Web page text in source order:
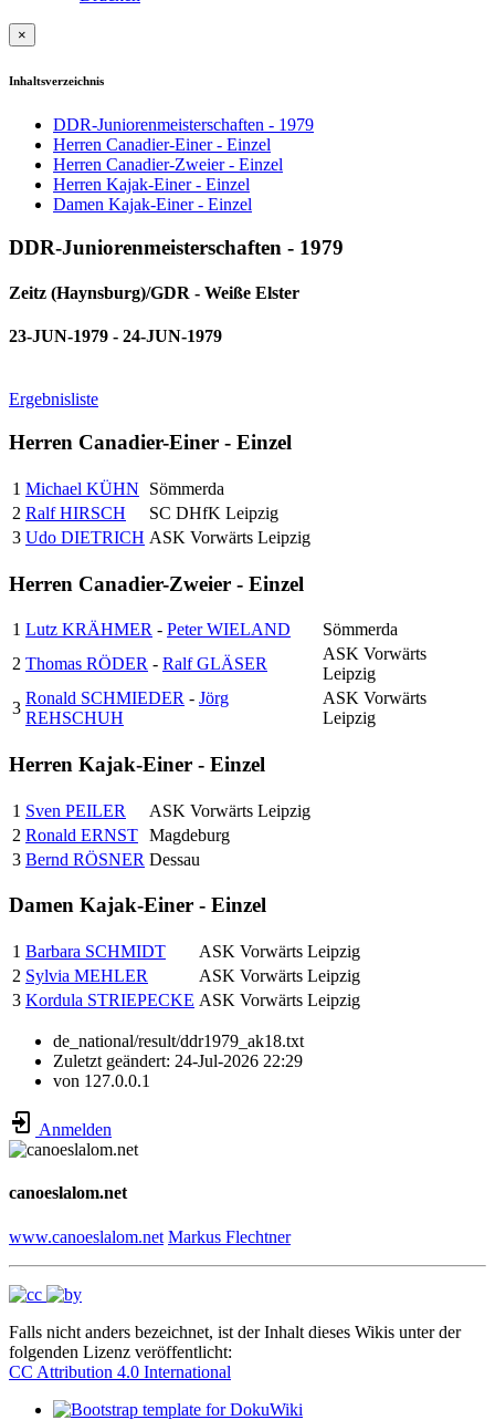
×
Inhaltsverzeichnis
DDR-Juniorenmeisterschaften - 1979
Herren Canadier-Einer - Einzel
Herren Canadier-Zweier - Einzel
Herren Kajak-Einer - Einzel
Damen Kajak-Einer - Einzel
DDR-Juniorenmeisterschaften - 1979
Zeitz (Haynsburg)/GDR - Weiße Elster
23-JUN-1979 - 24-JUN-1979
Ergebnisliste
Herren Canadier-Einer - Einzel
1 Michael KÜHN
Sömmerda
2 Ralf HIRSCH
SC DHfK Leipzig
3 Udo DIETRICH ASK Vorwärts Leipzig
Herren Canadier-Zweier - Einzel
1 Lutz KRÄHMER - Peter WIELAND
Sömmerda
2 Thomas RÖDER - Ralf GLÄSER
ASK Vorwärts
Leipzig
3
Ronald SCHMIEDER - Jörg
REHSCHUH
ASK Vorwärts
Leipzig
Herren Kajak-Einer - Einzel
1 Sven PEILER
ASK Vorwärts Leipzig
2 Ronald ERNST Magdeburg
3 Bernd RÖSNER Dessau
Damen Kajak-Einer - Einzel
1 Barbara SCHMIDT
ASK Vorwärts Leipzig
2 Sylvia MEHLER
ASK Vorwärts Leipzig
3 Kordula STRIEPECKE ASK Vorwärts Leipzig
de_national/result/ddr1979_ak18.txt
Zuletzt geändert: 24-Jul-2026 22:29
von 127.0.0.1
Anmelden
canoeslalom.net
www.canoeslalom.net Markus Flechtner
Falls nicht anders bezeichnet, ist der Inhalt dieses Wikis unter der
folgenden Lizenz veröffentlicht:
CC Attribution 4.0 International